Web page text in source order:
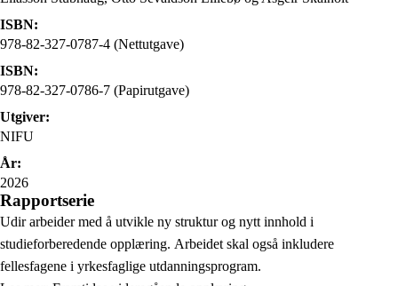
ISBN:
978-82-327-0787-4 (Nettutgave)
ISBN:
978-82-327-0786-7 (Papirutgave)
Utgiver:
NIFU
År:
2026
Rapportserie
Udir arbeider med å utvikle ny struktur og nytt innhold i
studieforberedende opplæring. Arbeidet skal også inkludere
fellesfagene i yrkesfaglige utdanningsprogram.